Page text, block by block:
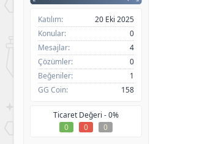
Katılım
20 Eki 2025
Konular
0
Mesajlar
4
Çözümler
0
Beğeniler
1
GG Coin
158
Ticaret Değeri -0%
0
0 0